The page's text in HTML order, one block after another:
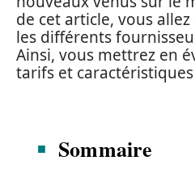
de cet article, vous
les différents
Ainsi, vous mettrez en
tarifs et
Sommaire